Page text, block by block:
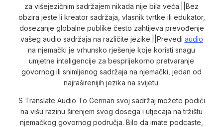
za višejezičnim sadržajem nikada nije bila veća.||Bez
obzira jeste li kreator sadržaja, vlasnik tvrtke ili edukator,
dosezanje globalne publike često zahtijeva prevođenje
vašeg audio sadržaja na različite jezike.||Prevedi audio
na njemački je vrhunsko rješenje koje koristi snagu
umjetne inteligencije za besprijekorno pretvaranje
govornog ili snimljenog sadržaja na njemački, jedan od
najraširenijih jezika na svijetu.
S Translate Audio To German svoj sadržaj možete podići
na višu razinu širenjem svog dosega i utjecaja na tržištu
njemačkog govornog područja. Bilo da imate podcaste,